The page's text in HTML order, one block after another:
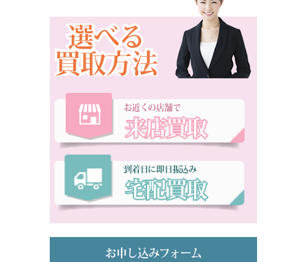
選べる
買取方法
お近くの店舗で
来店買取
到着日に即日振込み
宅配買取
お申し込みフォーム